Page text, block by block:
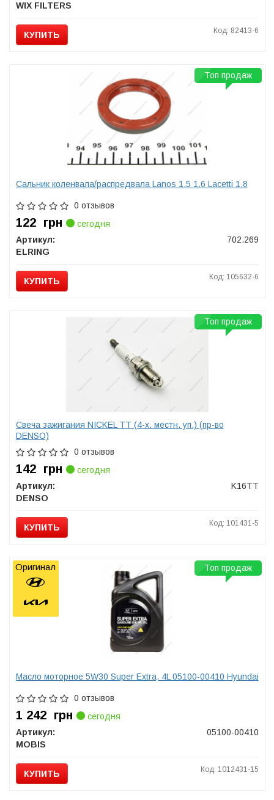
WIX FILTERS
КУПИТЬ Код: 82413-6
Сальник коленвала/распредвала Lanos 1.5 1.6 Lacetti 1.8
0 отзывов
122 грн
сегодня
Артикул:
702.269
ELRING
КУПИТЬ Код: 105632-6
Топ продаж
Свеча зажигания NICKEL TT (4-х. местн. уп.) (пр-во
DENSO)
0 отзывов
142 грн
сегодня
Артикул:
K16TT
DENSO
КУПИТЬ Код: 101431-5
Топ продаж
Масло моторное 5W30 Super Extra, 4L 05100-00410 Hyundai
0 отзывов
1 242 грн
сегодня
Артикул:
05100-00410
MOBIS
КУПИТЬ Код: 1012431-15
Топ продаж
Оригинал